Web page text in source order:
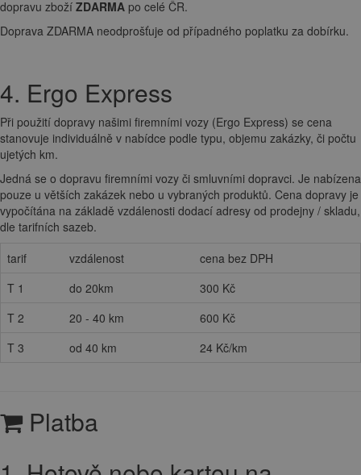
dopravu zboží ZDARMA po celé ČR.
Doprava ZDARMA neodprošťuje od případného poplatku za dobírku.
4. Ergo Express
Při použití dopravy našimi firemními vozy (Ergo Express) se cena
stanovuje individuálně v nabídce podle typu, objemu zakázky, či počtu
ujetých km.
Jedná se o dopravu firemními vozy či smluvními dopravci. Je nabízena
pouze u větších zakázek nebo u vybraných produktů. Cena dopravy je
vypočítána na základě vzdálenosti dodací adresy od prodejny / skladu,
dle tarifních sazeb.
tarif
vzdálenost
cena bez DPH
T 1
do 20km
300 Kč
T 2
20 - 40 km
600 Kč
T 3
od 40 km 24 Kč/km
Platba